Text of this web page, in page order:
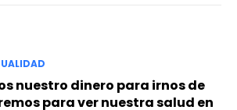
nuestro dinero para irnos de
para ver nuestra salud en